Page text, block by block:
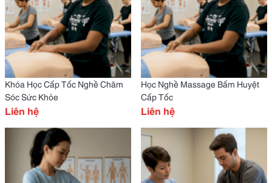
Khóa Học Cấp Tốc Nghề Chăm
Sóc Sức Khỏe
Liên hệ
Học Nghề Massage Bấm Huyệt
Cấp Tốc
Liên hệ